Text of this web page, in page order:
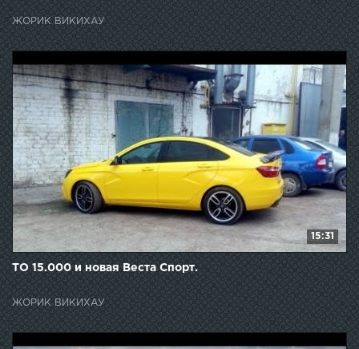
ЖОРИК ВИКИХАУ
15:31
ТО 15.000 и новая Веста Спорт.
ЖОРИК ВИКИХАУ